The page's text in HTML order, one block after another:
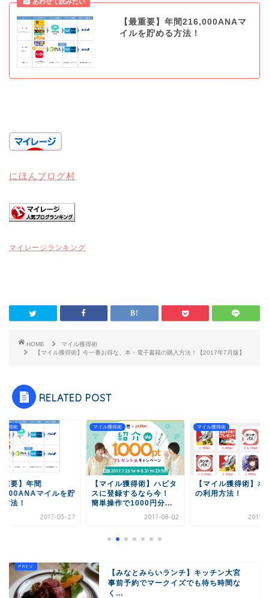
【最重要】年間216,000ANAマ
イルを貯める方法！
にほんブログ村
マイレージランキング
HOME
マイル獲得術
【マイル獲得術】今一番お得な、本・電子書籍の購入方法！【2017年7月版】
RELATED POST
マイル獲得術
マイル獲得術】ハピタ
に登録するなら今！
単操作で1000円分...
2017-08-02
マイル獲得術
【マイル獲得術】ポニー
の利用方法！
2017-05-27
マイル獲得術
【マイル獲得術
スの利用方法！
【みなとみらいランチ】キッチン大宮
事前予約でマークイズでも待ち時間な
く...